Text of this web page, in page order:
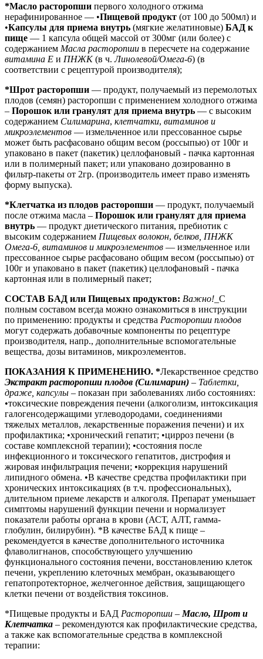
*Масло расторопши первого холодного отжима
нерафинированное — •Пищевой продукт (от 100 до 500мл) и
•Капсулы для приема внутрь (мягкие желатиновые) БАД к
пище — 1 капсула общей массой от 300мг (или более) с
содержанием Масла расторопши в пересчете на содержание
витамина Е и ПНЖК(в ч.Линолевой/Омега-6) (в
соответствии с рецептурой производителя);
*Шрот расторопши — продукт, получаемый из перемолотых
плодов (семян) расторопши с применением холодного отжима
– Порошок или гранулят для приема внутрь — с высоким
содержанием Силимарина, клетчатки, витаминов и
микроэлементов — измельченное или прессованное сырье
может быть расфасовано общим весом (россыпью) от 100г и
упаковано в пакет (пакетик) целлофановый - пачка картонная
или в полимерный пакет; или упаковано дозированно в
фильтр-пакеты от 2гр. (производитель имеет право изменять
форму выпуска).
*Клетчатка из плодов расторопши — продукт, получаемый
после отжима масла – Порошок или гранулят для приема
внутрь — продукт диетического питания, пребиотик с
высоким содержанием Пищевых волокон, белков, ПНЖК
Омега-6, витаминов и микроэлементов — измельченное или
прессованное сырье расфасовано общим весом (россыпью) от
100г и упаковано в пакет (пакетик) целлофановый - пачка
картонная или в полимерный пакет;
СОСТАВ БАД или Пищевых продуктов: Важно! _С
полным составом всегда можно ознакомиться в инструкции
по применению: продукты и средства Расторопши плодов
могут содержать добавочные компоненты по рецептуре
производителя, напр., дополнительные вспомогательные
вещества, дозы витаминов, микроэлементов.
ПОКАЗАНИЯ К ПРИМЕНЕНИЮ. *Лекарственное средство
Экстракт расторопши плодов (Силимарин) – Таблетки,
драже, капсулы – показан при заболеваниях либо состояниях:
•токсические повреждения печени (алкоголизм, интоксикация
галогенсодержащими углеводородами, соединениями
тяжелых металлов, лекарственные поражения печени) и их
профилактика; •хронический гепатит; •цирроз печени (в
составе комплексной терапии); •состояния после
инфекционного и токсического гепатитов, дистрофия и
жировая инфильтрация печени; •коррекция нарушений
липидного обмена. •В качестве средства профилактики при
хронических интоксикациях (в т.ч. профессиональных),
длительном приеме лекарств и алкоголя. Препарат уменьшает
симптомы нарушений функции печени и нормализует
показатели работы органа в крови (АСТ, АЛТ, гамма-
глобулин, билирубин). *В качестве БАД к пище –
рекомендуется в качестве дополнительного источника
флаволигнанов, способствующего улучшению
функционального состояния печени, восстановлению клеток
печени, укреплению клеточных мембран, оказывающего
гепатопротекторное, желчегонное действия, защищающего
клетки печени от воздействия токсинов.
*Пищевые продукты и БАД Расторопши – Масло, Шрот и
Клетчатка – рекомендуются как профилактические средства,
а также как вспомогательные средства в комплексной
терапии: